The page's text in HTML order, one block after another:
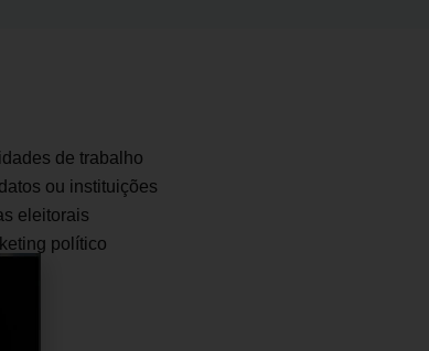
de trabalho
ou instituições
eleitorais
político